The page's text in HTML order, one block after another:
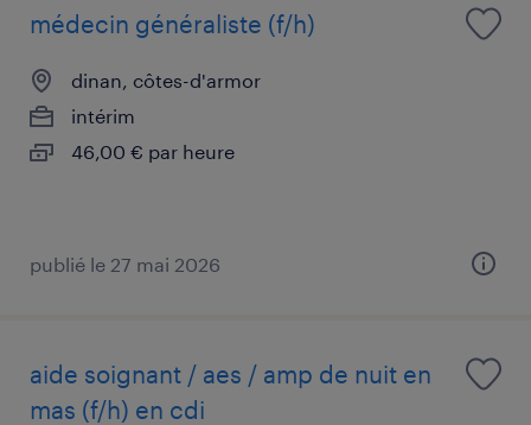
médecin généraliste (f/h)
dinan, côtes-d'armor
intérim
46,00 € par heure
publié le 27 mai 2026
aide soignant / aes / amp de nuit en
mas (f/h) en cdi